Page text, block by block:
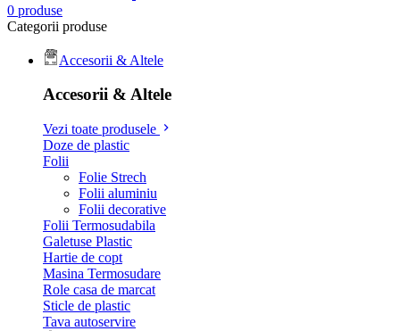
0 produse
Categorii produse
Accesorii & Altele
Accesorii & Altele
Vezi toate produsele
Doze de plastic
Folii
Folie Strech
Folii aluminiu
Folii decorative
Folii Termosudabila
Galetuse Plastic
Hartie de copt
Masina Termosudare
Role casa de marcat
Sticle de plastic
Tava autoservire